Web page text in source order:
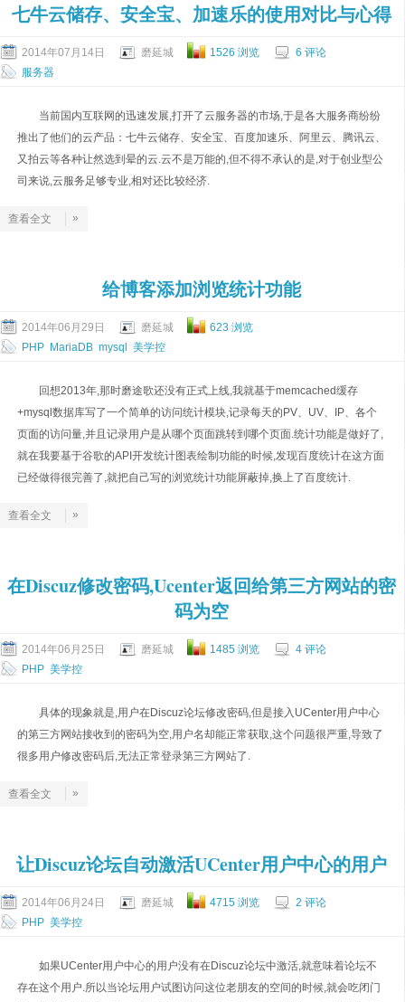
七牛云储存、安全宝、加速乐的使用对比与心得
2014年07月14日 磨延城 1526 浏览
6 评论
服务器
当前国内互联网的迅速发展,打开了云服务器的市场,于是各大服务商纷纷
推出了他们的云产品：七牛云储存、安全宝、百度加速乐、阿里云、腾讯云、
又拍云等各种让然选到晕的云.云不是万能的,但不得不承认的是,对于创业型公
司来说,云服务足够专业,相对还比较经济.
查看全文 »
给博客添加浏览统计功能
2014年06月29日 磨延城
623 浏览
PHP MariaDB mysql 美学控
回想2013年,那时磨途歌还没有正式上线,我就基于memcached缓存
+mysql数据库写了一个简单的访问统计模块,记录每天的PV、UV、IP、各个
页面的访问量,并且记录用户是从哪个页面跳转到哪个页面.统计功能是做好了,
就在我要基于谷歌的API开发统计图表绘制功能的时候,发现百度统计在这方面
已经做得很完善了,就把自己写的浏览统计功能屏蔽掉,换上了百度统计.
查看全文 »
在Discuz修改密码,Ucenter返回给第三方网站的密
码为空
2014年06月25日 磨延城 1485 浏览
4 评论
PHP 美学控
具体的现象就是,用户在Discuz论坛修改密码,但是接入UCenter用户中心
的第三方网站接收到的密码为空,用户名却能正常获取,这个问题很严重,导致了
很多用户修改密码后,无法正常登录第三方网站了.
查看全文 »
让Discuz论坛自动激活UCenter用户中心的用户
2014年06月24日 磨延城 4715 浏览
2 评论
PHP 美学控
如果UCenter用户中心的用户没有在Discuz论坛中激活,就意味着论坛不
存在这个用户.所以当论坛用户试图访问这位老朋友的空间的时候,就会吃闭门